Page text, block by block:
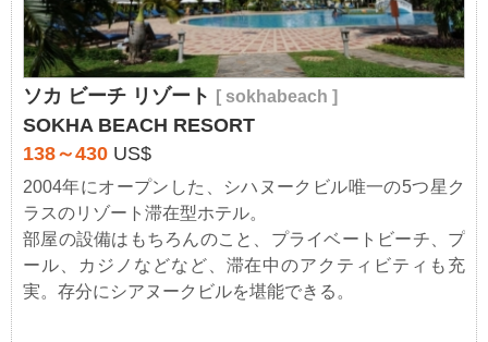
ソカ ビーチ リゾート [ sokhabeach ]
SOKHA BEACH RESORT
138～430 US$
2004年にオープンした、シハヌークビル唯一の5つ星ク
ラスのリゾート滞在型ホテル。
部屋の設備はもちろんのこと、プライベートビーチ、プ
ール、カジノなどなど、滞在中のアクティビティも充
実。存分にシアヌークビルを堪能できる。